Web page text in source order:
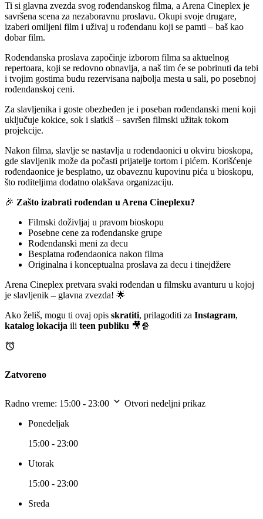
Ti si glavna zvezda svog rođendanskog filma, a Arena Cineplex je
savršena scena za nezaboravnu proslavu. Okupi svoje drugare,
izaberi omiljeni film i uživaj u rođendanu koji se pamti – baš kao
dobar film.
Rođendanska proslava započinje izborom filma sa aktuelnog
repertoara, koji se redovno obnavlja, a naš tim će se pobrinuti da tebi
i tvojim gostima budu rezervisana najbolja mesta u sali, po posebnoj
rođendanskoj ceni.
Za slavljenika i goste obezbeđen je i poseban rođendanski meni koji
uključuje kokice, sok i slatkiš – savršen filmski užitak tokom
projekcije.
Nakon filma, slavlje se nastavlja u rođendaonici u okviru bioskopa,
gde slavljenik može da počasti prijatelje tortom i pićem. Korišćenje
rođendaonice je besplatno, uz obaveznu kupovinu pića u bioskopu,
što roditeljima dodatno olakšava organizaciju.
🎉 Zašto izabrati rođendan u Arena Cineplexu?
Filmski doživljaj u pravom bioskopu
Posebne cene za rođendanske grupe
Rođendanski meni za decu
Besplatna rođendaonica nakon filma
Originalna i konceptualna proslava za decu i tinejdžere
Arena Cineplex pretvara svaki rođendan u filmsku avanturu u kojoj
je slavljenik – glavna zvezda! 🌟
Ako želiš, mogu ti ovaj opis skratiti, prilagoditi za Instagram,
katalog lokacija ili teen publiku 🎥🍿
Zatvoreno
Radno vreme: 15:00 - 23:00
Otvori nedeljni prikaz
Ponedeljak
15:00 - 23:00
Utorak
15:00 - 23:00
Sreda